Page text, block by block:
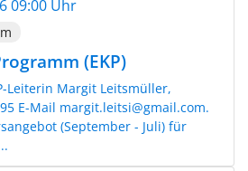
09:00 Uhr
(EKP)
Leiterin Margit Leitsmüller,
E-Mail margit.leitsi@gmail.com.
(September - Juli) für